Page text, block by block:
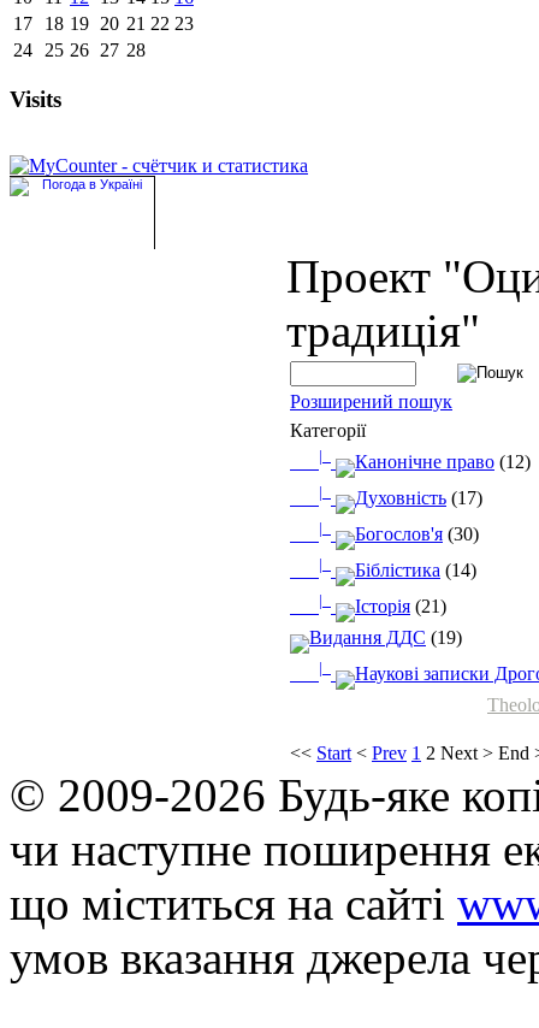
17
18 19 20 21 22 23
24
25 26 27 28
Visits
Проект
традиція"
Розширений пошук
Категорії
<< Start < Prev 1 2 Next > End
|_ Канонічне право (12)
|_ Духовність (17)
|_ Богослов'я (30)
|_ Біблістика (14)
|_ Історія (21)
Видання ДДС (19)
|_
Наукові записки
© 2009-2026 Будь-яке
чи наступне поширення
що мiститься на сайті
умов вказання джерела